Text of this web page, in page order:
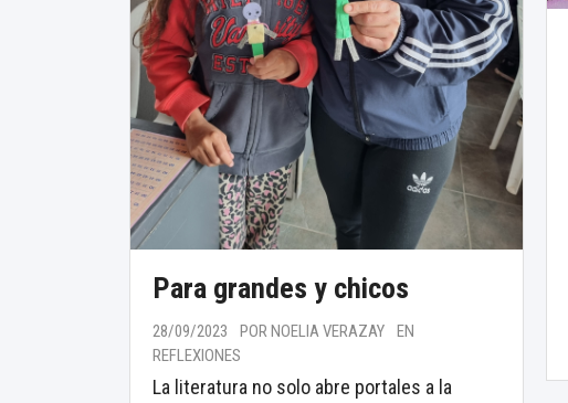
Para grandes y chicos
28/09/2023 POR NOELIA VERAZAY
EN
REFLEXIONES
La literatura no solo abre portales a la